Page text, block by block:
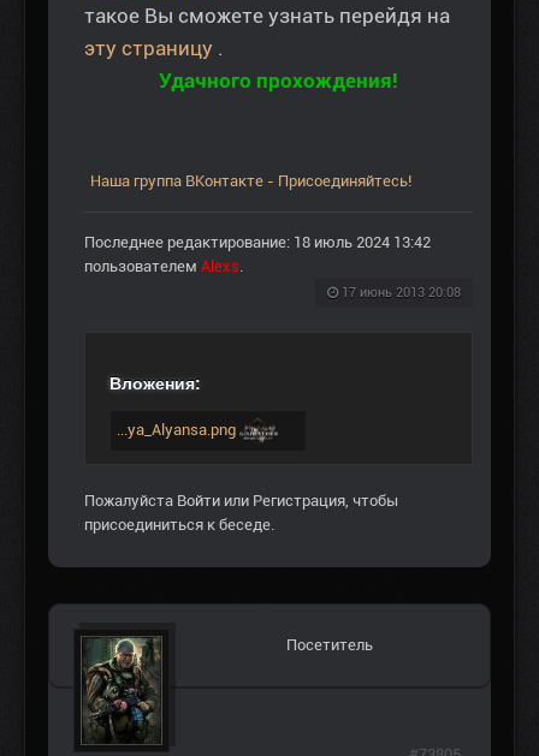
такое Вы сможете узнать перейдя на
эту страницу .
Удачного прохождения!
Наша группа ВКонтакте - Присоединяйтесь!
Последнее редактирование: 18 июль 2024 13:42
пользователем Alexs.
17 июнь 2013 20:08
Вложения:
...ya_Alyansa.png
Пожалуйста Войти или Регистрация, чтобы
присоединиться к беседе.
Посетитель